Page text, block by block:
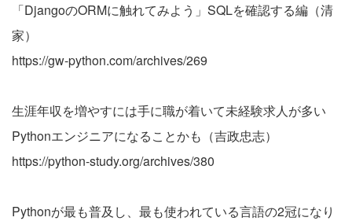
「DjangoのORMに触れてみよう」SQLを確認する編（清
家）
https://gw-python.com/archives/269
生涯年収を増やすには手に職が着いて未経験求人が多い
Pythonエンジニアになることかも（吉政忠志）
https://python-study.org/archives/380
Pythonが最も普及し、最も使われている言語の2冠になり